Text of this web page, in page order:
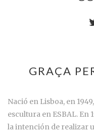
GRAÇA
Nació en Lisboa, en
escultura en ESBAL. En
la intención de realizar